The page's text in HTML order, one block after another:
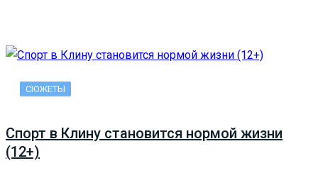
СЮЖЕТЫ
Спорт в Клину становится нормой жизни
(12+)